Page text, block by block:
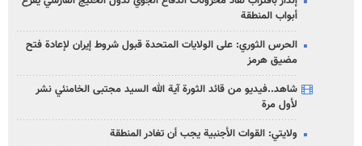
أبواب المنطقة
الحرس الثوري: على الولايات المتحدة قبول شروط إيران لإعادة فتح
مضيق هرمز
شاهد..فيديو من قائد الثورة آية الله السيد مجتبى الخامنئي نشر
لأول مرة
ولايتي: القوات الأجنبية يجب أن تغادر المنطقة